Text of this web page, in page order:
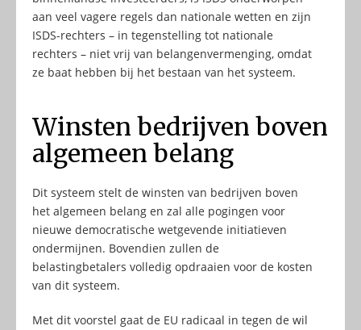
aan veel vagere regels dan nationale wetten en zijn
ISDS-rechters – in tegenstelling tot nationale
rechters – niet vrij van belangenvermenging, omdat
ze baat hebben bij het bestaan van het systeem.
Winsten bedrijven boven
algemeen belang
Dit systeem stelt de winsten van bedrijven boven
het algemeen belang en zal alle pogingen voor
nieuwe democratische wetgevende initiatieven
ondermijnen. Bovendien zullen de
belastingbetalers volledig opdraaien voor de kosten
van dit systeem.
Met dit voorstel gaat de EU radicaal in tegen de wil